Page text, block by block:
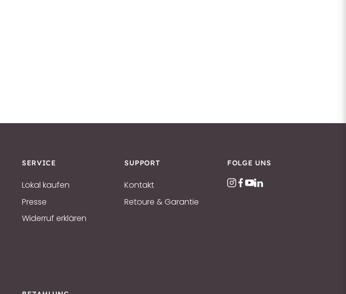
SERVICE
Lokal kaufen
Presse
Widerruf erklären
SUPPORT
Kontakt
Retoure & Garantie
FOLGE UNS